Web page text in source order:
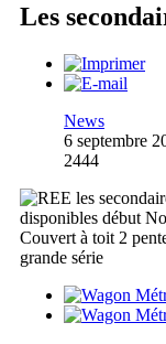
Les
News
6 septembre
2444
disponibles début
Couvert à toit 2
grande série